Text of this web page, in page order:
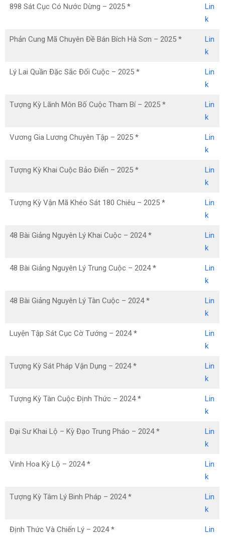
898 Sát Cục Có Nước Dừng – 2025 *
Lin
k
Phản Cung Mã Chuyên Đề Bán Bích Hà Sơn – 2025 *
Lin
k
Lý Lai Quần Đặc Sắc Đối Cuộc – 2025 *
Lin
k
Tượng Kỳ Lãnh Môn Bố Cuộc Tham Bí – 2025 *
Lin
k
Vương Gia Lương Chuyên Tập – 2025 *
Lin
k
Tượng Kỳ Khai Cuộc Bảo Điển – 2025 *
Lin
k
Tượng Kỳ Vận Mã Khéo Sát 180 Chiêu – 2025 *
Lin
k
48 Bài Giảng Nguyên Lý Khai Cuộc – 2024 *
Lin
k
48 Bài Giảng Nguyên Lý Trung Cuộc – 2024 *
Lin
k
48 Bài Giảng Nguyên Lý Tàn Cuộc – 2024 *
Lin
k
Luyện Tập Sát Cục Cờ Tướng – 2024 *
Lin
k
Tượng Kỳ Sát Pháp Vận Dụng – 2024 *
Lin
k
Tượng Kỳ Tàn Cuộc Định Thức – 2024 *
Lin
k
Đại Sư Khai Lộ – Kỳ Đạo Trung Pháo – 2024 *
Lin
k
Vinh Hoa Kỳ Lộ – 2024 *
Lin
k
Tượng Kỳ Tâm Lý Binh Pháp – 2024 *
Lin
k
Định Thức Và Chiến Lý – 2024 *
Lin